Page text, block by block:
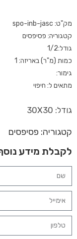
מק"ט: spo-inb-jasc
קטגוריה: פסיפסים
גודל:1/2
כמות (מ"ר) באריזה: 1
גימור:
מתאים ל: חיפוי
גודל: 30X30
קטגוריה: פסיפסים
לקבלת מידע